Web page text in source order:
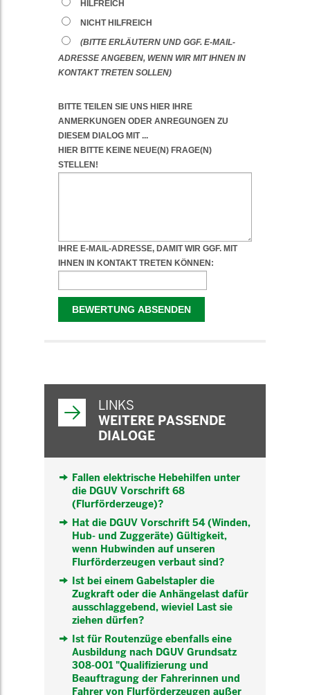
LINKS
WEITERE PASSENDE
DIALOGE
Fallen elektrische Hebehilfen unter
die DGUV Vorschrift 68
(Flurförderzeuge)?
Hat die DGUV Vorschrift 54 (Winden,
Hub- und Zuggeräte) Gültigkeit,
wenn Hubwinden auf unseren
Flurförderzeugen verbaut sind?
Ist bei einem Gabelstapler die
Zugkraft oder die Anhängelast dafür
ausschlaggebend, wieviel Last sie
ziehen dürfen?
Ist für Routenzüge ebenfalls eine
Ausbildung nach DGUV Grundsatz
308-001 "Qualifizierung und
Beauftragung der Fahrerinnen und
Fahrer von Flurförderzeugen außer